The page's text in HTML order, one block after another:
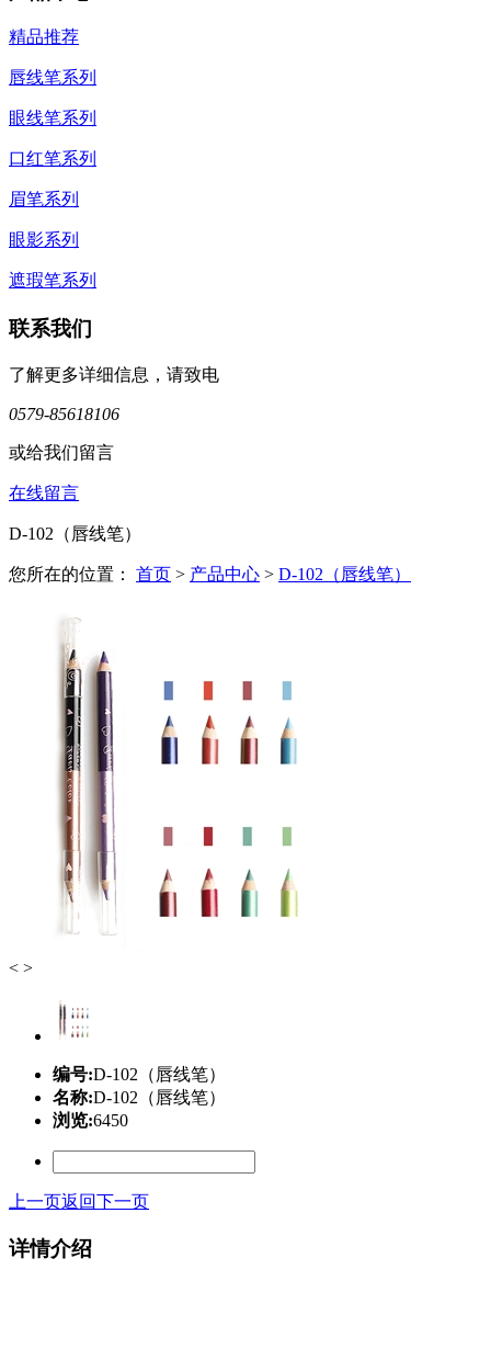
精品推荐
唇线笔系列
眼线笔系列
口红笔系列
眉笔系列
眼影系列
遮瑕笔系列
联系我们
了解更多详细信息，请致电
0579-85618106
或给我们留言
在线留言
D-102（唇线笔）
您所在的位置： 首页 > 产品中心 > D-102（唇线笔）
< >
编号:D-102（唇线笔）
名称:D-102（唇线笔）
浏览:6450
上一页返回下一页
详情介绍